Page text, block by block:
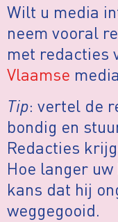
Wilt u media
neem vooral
met redacties
Vlaamse
Tip: vertel de
bondig en
Redacties
Hoe langer
kans dat hij
weggegooid.